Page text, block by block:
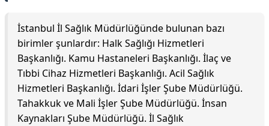
İstanbul İl Sağlık Müdürlüğünde bulunan bazı
birimler şunlardır: Halk Sağlığı Hizmetleri
Başkanlığı. Kamu Hastaneleri Başkanlığı. İlaç ve
Tıbbi Cihaz Hizmetleri Başkanlığı. Acil Sağlık
Hizmetleri Başkanlığı. İdari İşler Şube Müdürlüğü.
Tahakkuk ve Mali İşler Şube Müdürlüğü. İnsan
Kaynakları Şube Müdürlüğü. İl Sağlık